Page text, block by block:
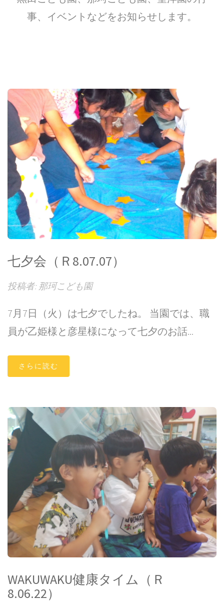
事、イベントなどをお知らせします。
七夕会（Ｒ8.07.07）
投稿者: 那珂こども園
7月7日（火）は七夕でしたね。 当園では、職
員が乙姫様と彦星様になって七夕のお話...
さらに読む
WAKUWAKU健康タイム（Ｒ
8.06.22）